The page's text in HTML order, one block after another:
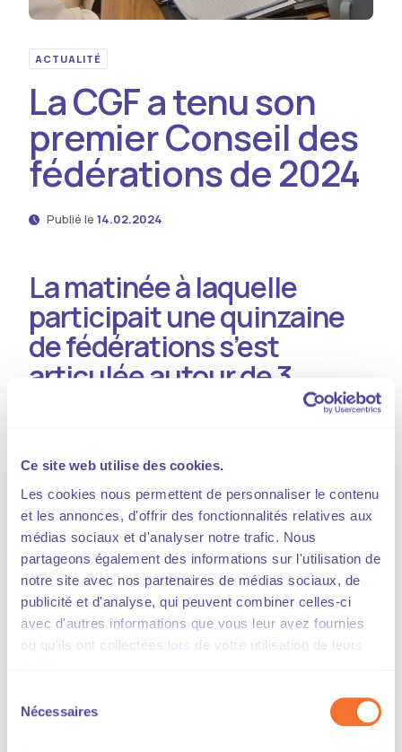
Ce site web utilise des cookies.
Les cookies nous permettent de personnaliser le contenu
et les annonces, d'offrir des fonctionnalités relatives aux
médias sociaux et d'analyser notre trafic. Nous
partageons également des informations sur l'utilisation de
notre site avec nos partenaires de médias sociaux, de
publicité et d'analyse, qui peuvent combiner celles-ci
avec d'autres informations que vous leur avez fournies
ou qu'ils ont collectées lors de votre utilisation de leurs
Nécessaires
ACTUALITÉ
La CGF a tenu son
premier Conseil des
fédérations de 2024
Publié le 14.02.2024
La matinée à laquelle
participait une quinzaine
de fédérations s’est
articulée autour de 3
L'intervention de Pierre Bouchacourt, directeur
associé du cabinet Lysios Public Affairs et de
Julien Morel, directeur conseil, qui ont
présenté un décryptage de l’actualité politique
(élections européennes de juin, JOP 2024,
enjeux 2024 du gouvernement Attal, agenda
parlementaire relatif aux grossistes).
Une présentation du nouvel adhérent de la
Presse SNDP par son délégué général,